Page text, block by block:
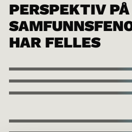
PERSPEKTIV PÅ
HAR FELLES